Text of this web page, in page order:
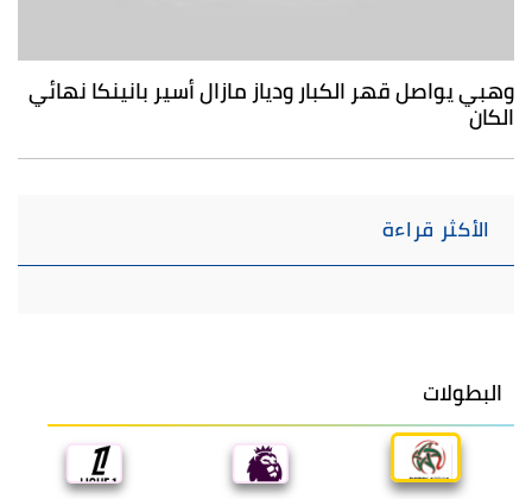
وهبي يواصل قهر الكبار ودياز مازال أسير بانينكا نهائي
الكان
الأكثر قراءة
البطولات